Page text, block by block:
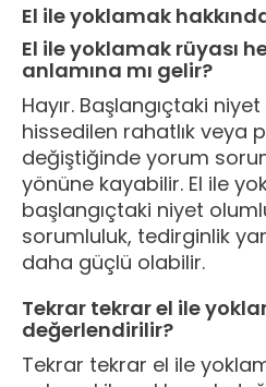
El ile yoklamak
El ile yoklamak rüyası
anlamına mı gelir?
Hayır. Başlangıçtaki
hissedilen rahatlık veya
değiştiğinde yorum
yönüne kayabilir. El ile
başlangıçtaki niyet
sorumluluk, tedirginlik
daha güçlü olabilir.
Tekrar tekrar el ile
değerlendirilir?
Tekrar tekrar el ile